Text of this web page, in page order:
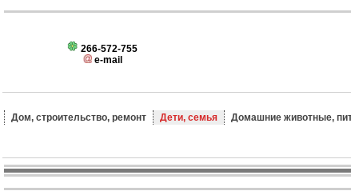
266-572-755
e-mail
Дом, строительство, ремонт Дети, семья Домашние животные,